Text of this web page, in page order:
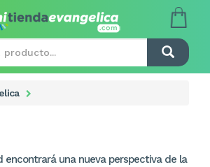
encontrará una nueva perspectiva de la